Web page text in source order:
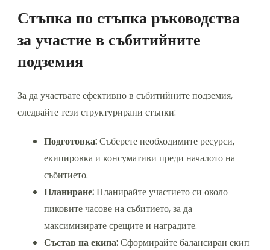
Стъпка по стъпка ръководства
за участие в събитийните
подземия
За да участвате ефективно в събитийните подземия,
следвайте тези структурирани стъпки:
Подготовка:Съберете необходимите ресурси,
екипировка и консумативи преди началото на
събитието.
Планиране:Планирайте участието си около
пиковите часове на събитието, за да
максимизирате срещите и наградите.
Състав на екипа:Сформирайте балансиран екип